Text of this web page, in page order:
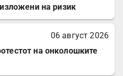
на ризик
06 август 2026
на онколошките